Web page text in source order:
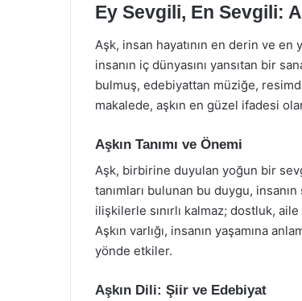
Ey Sevgili, En Sevgili:
Aşk, insan hayatının en derin ve
insanın iç dünyasını yansıtan bir
bulmuş, edebiyattan müziğe,
makalede, aşkın en güzel ifadesi
Aşkın Tanımı ve Önemi
Aşk, birbirine duyulan yoğun bir
tanımları bulunan bu duygu,
ilişkilerle sınırlı kalmaz; dostluk,
Aşkın varlığı, insanın yaşamına
yönde etkiler.
Aşkın Dili: Şiir ve Edebiyat